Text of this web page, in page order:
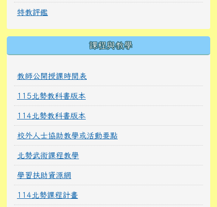
特教評鑑
課程與教學
教師公開授課時間表
115北勢教科書版本
114北勢教科書版本
校外人士協助教學或活動要點
北勢武術課程教學
學習扶助資源網
114北勢課程計畫